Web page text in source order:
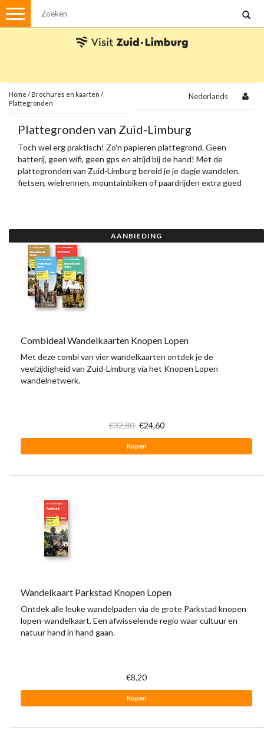
Menu
Met de auto
Brochures en kaarten
Plattegronden
Uit de streek
Streekpakketten
Ansichtkaarten
Home / Brochures en kaarten /
Plattegronden
Nederlands
Plattegronden van Zuid-Limburg
Toch wel erg praktisch! Zo'n papieren plattegrond. Geen
batterij, geen wifi, geen gps en altijd bij de hand! Met de
plattegronden van Zuid-Limburg bereid je je dagje wandelen,
fietsen, wielrennen, mountainbiken of paardrijden extra goed
AANBIEDING
Combideal Wandelkaarten Knopen Lopen
Met deze combi van vier wandelkaarten ontdek je de
veelzijdigheid van Zuid-Limburg via het Knopen Lopen
wandelnetwerk.
€32,80 €24,60
Kopen
Wandelkaart Parkstad Knopen Lopen
Ontdek alle leuke wandelpaden via de grote Parkstad knopen
lopen-wandelkaart. Een afwisselende regio waar cultuur en
natuur hand in hand gaan.
€8,20
Kopen